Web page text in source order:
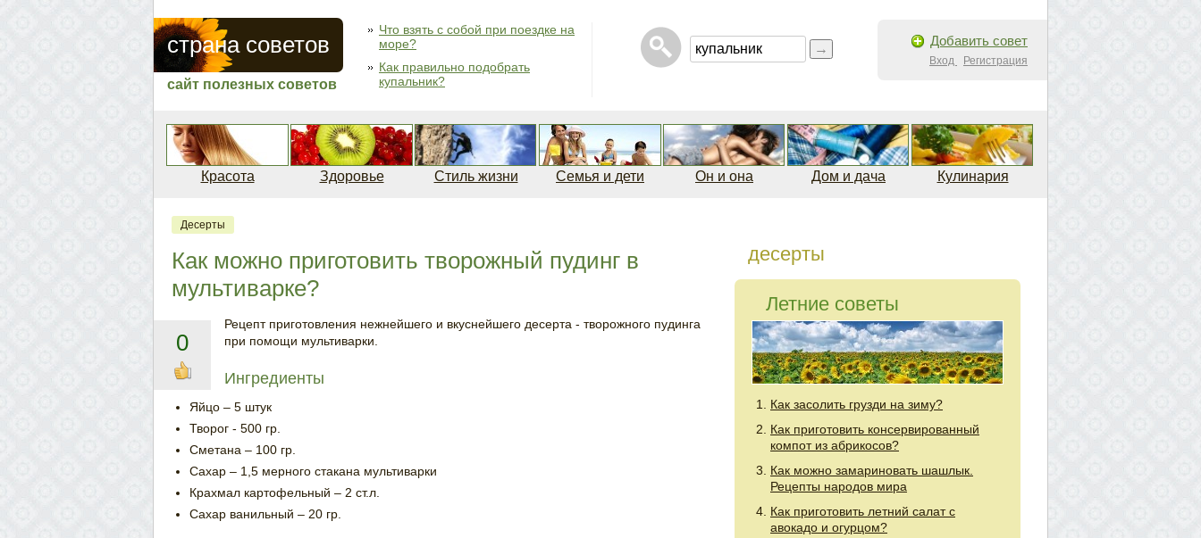
страна советов
сайт полезных советов
Что взять с собой при поездке на
море?
Как правильно подобрать
купальник?
Добавить совет
Вход Регистрация
Красота Здоровье Стиль жизни Семья и дети Он и она Дом и дача Кулинария
Десерты
Как можно приготовить творожный пудинг в
мультиварке?
0
Рецепт приготовления нежнейшего и вкуснейшего десерта - творожного пудинга
при помощи мультиварки.
Ингредиенты
Яйцо – 5 штук
Творог - 500 гр.
Сметана – 100 гр.
Сахар – 1,5 мерного стакана мультиварки
Крахмал картофельный – 2 ст.л.
Сахар ванильный – 20 гр.
десерты
Летние советы
Как засолить грузди на зиму?
Как приготовить консервированный
компот из абрикосов?
Как можно замариновать шашлык.
Рецепты народов мира
Как приготовить летний салат с
авокадо и огурцом?